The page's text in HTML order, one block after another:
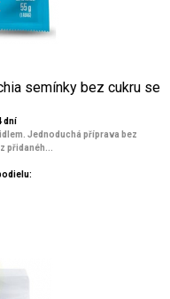
semínky bez cukru se
dní
Jednoduchá příprava bez
přidanéh...